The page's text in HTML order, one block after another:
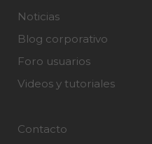
Noticias
Blog corporativo
Foro usuarios
Videos y tutoriales
Contacto